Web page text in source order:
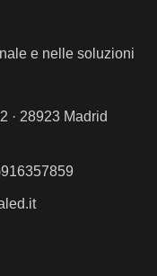
e nelle soluzioni
· 28923 Madrid